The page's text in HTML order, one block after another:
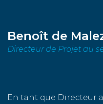
Benoît de
Directeur de Projet au
En tant que Directeur